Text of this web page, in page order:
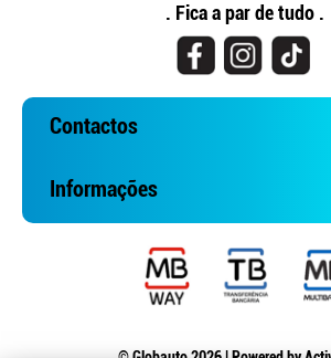
. Fica a par de tudo .
Contactos
Informações